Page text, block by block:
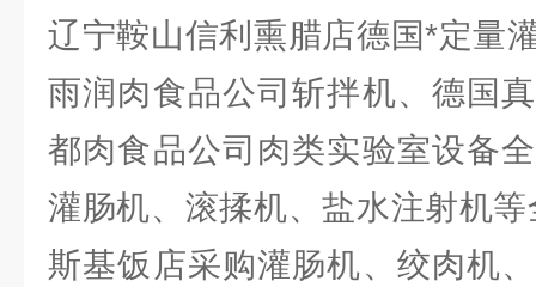
辽宁鞍山信利熏腊店德国*定量
雨润肉食品公司斩拌机、德国
都肉食品公司肉类实验室设备
灌肠机、滚揉机、盐水注射机
斯基饭店采购灌肠机、绞肉机